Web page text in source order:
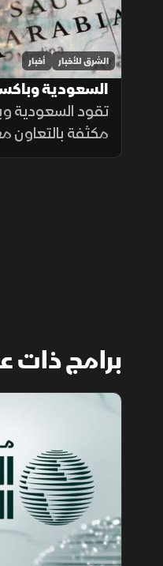
الشرق للأخبار أخبار
السعودية
تقود السعودية
مكثفة
التصعيد مع
برامج ذات
مع الشرق الأوسط